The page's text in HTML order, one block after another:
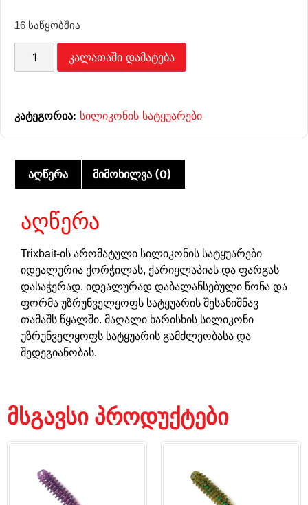
16 საწყობშია
კალათაში დამატება
კატეგორია: სილიკონის სატყუარები
აღწერა მიმოხილვა (0)
აღწერა
Trixbait-ის არომატული სილიკონის სატყუარები
იდეალურია ქორჭილას, ქარიყლაპიას და ფარგას
დასაჭერად. იდეალურად დაბალანსებული წონა და
ფორმა უზრუნველყოფს სატყუარის შესანიშნავ
თამაშს წყალში. მაღალი ხარისხის სილიკონი
უზრუნველყოფს სატყუარის გამძლეობასა და
შედეგიანობას.
მსგავსი პროდუქტები